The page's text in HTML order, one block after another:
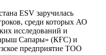
ESV заручилась
среди которых АО
исследований и
Сапары» (КҒС) и
предприятие ТОО